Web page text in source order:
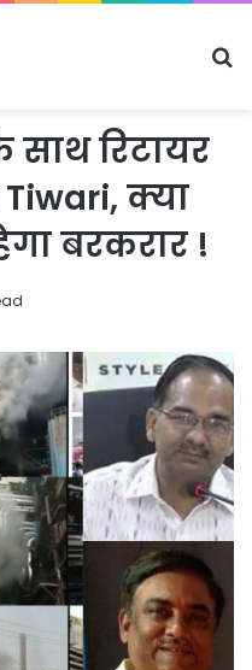
रिटायर
क्या
बरकरार !